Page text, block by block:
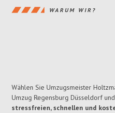
WARUM WIR?
Wählen Sie Umzugsmeister
Umzug Regensburg Düsseldorf
stressfreien, schnellen und